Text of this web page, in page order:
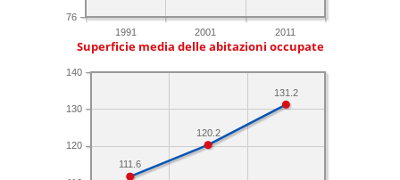
1991 2001 2011
76
Superficie media delle abitazioni occupate
120
130
140
131.2
120.2
111.6